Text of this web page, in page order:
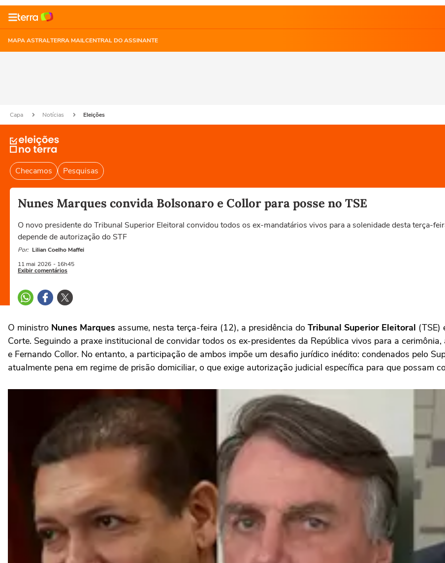
MAPA ASTRALTERRA MAILCENTRAL DO ASSINANTE
Capa Notícias Eleições
Checamos Pesquisas
Nunes Marques convida Bolsonaro e Collor para posse no TSE
O novo presidente do Tribunal Superior Eleitoral convidou todos os ex-mandatários vivos para a solenidade desta terça-
depende de autorização do STF
Por: Lilian Coelho Maffei
11 mai 2026 - 16h45
Exibir comentários
O ministro Nunes Marques assume, nesta terça-feira (12), a presidência do Tribunal Superior Eleitoral (TSE)
Corte. Seguindo a praxe institucional de convidar todos os ex-presidentes da República vivos para a
e Fernando Collor. No entanto, a participação de ambos impõe um desafio jurídico inédito: condenados pelo
atualmente pena em regime de prisão domiciliar, o que exige autorização judicial específica para que possam